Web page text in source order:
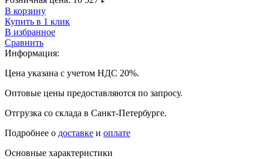
В корзину
Купить в 1 клик
В избранное
Сравнить
Информация:
Цена указана с учетом НДС 20%.
Оптовые цены предоставляются по запросу.
Отгрузка со склада в Санкт-Петербурге.
Подробнее о доставке и оплате
Основные характеристики